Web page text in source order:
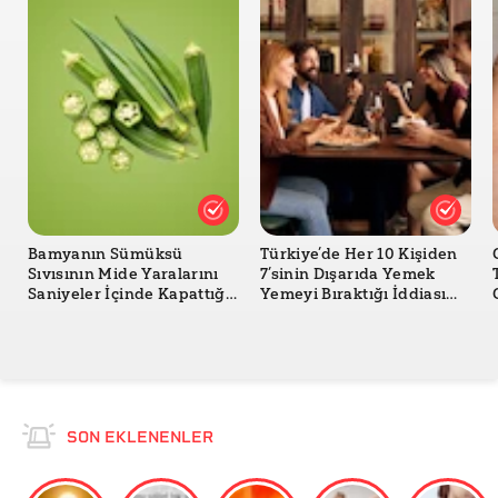
Bamyanın Sümüksü
Sıvısının Mide Yaralarını
Saniyeler İçinde Kapattığı
Türkiye’de Her 10 Kişiden
7’sinin Dışarıda Yemek
Yemeyi Bıraktığı İddiası
SON EKLENENLER